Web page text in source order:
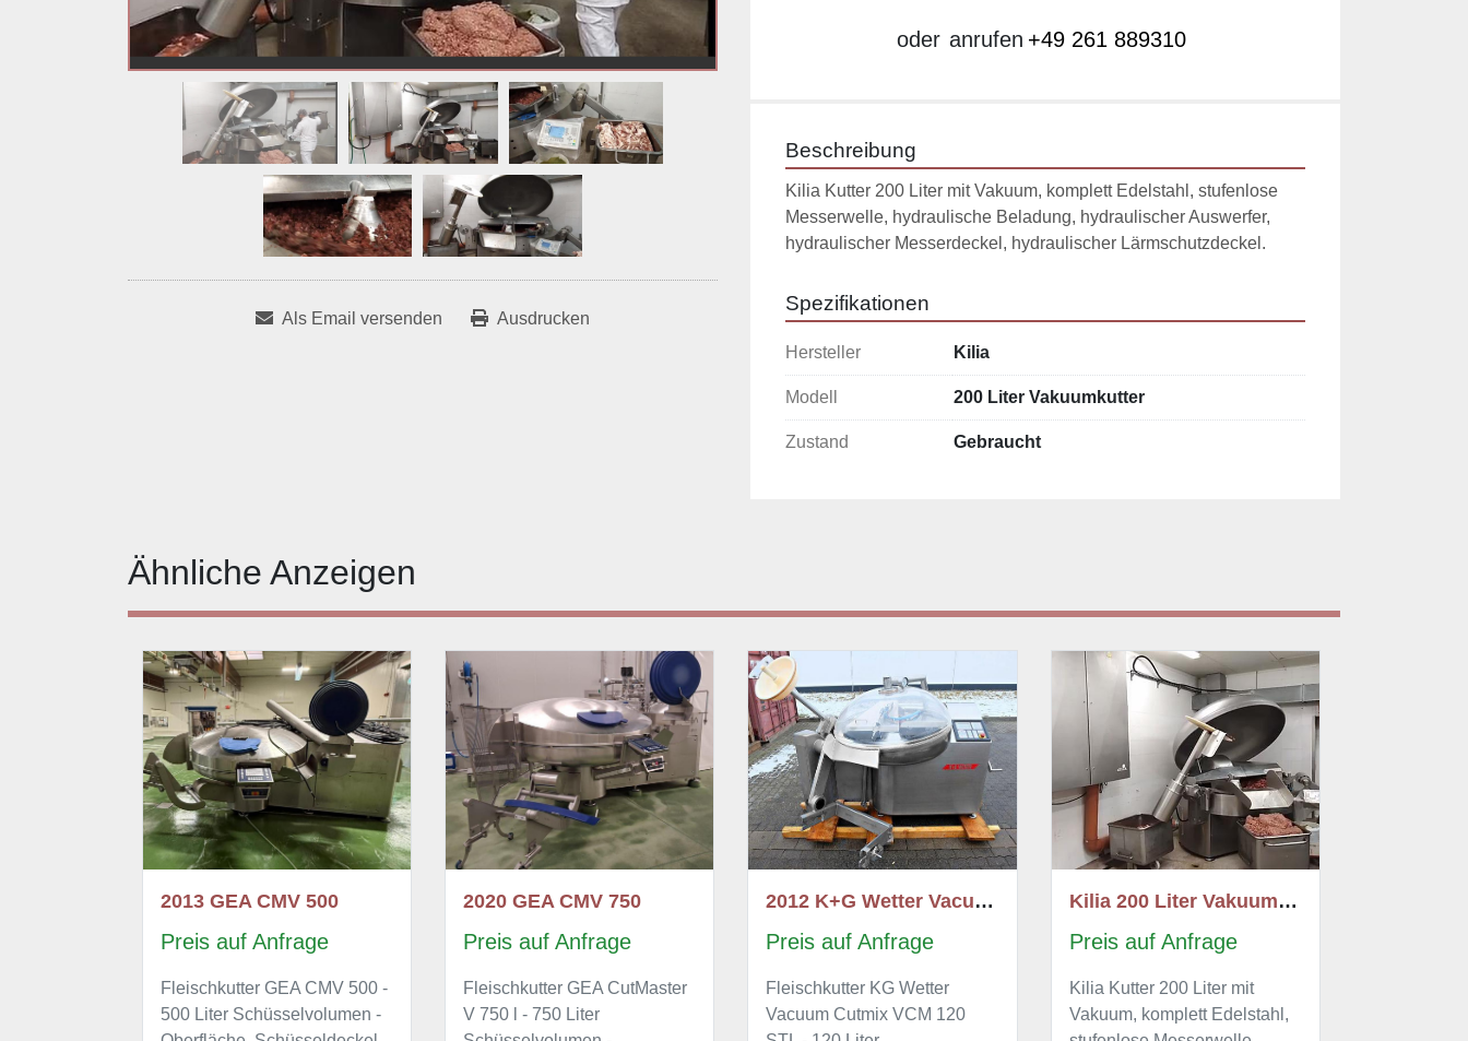
Als Email versenden Ausdrucken
oder anrufen +49 261 889310
Beschreibung
Kilia Kutter 200 Liter mit Vakuum, komplett Edelstahl, stufenlose
Messerwelle, hydraulische Beladung, hydraulischer Auswerfer,
hydraulischer Messerdeckel, hydraulischer Lärmschutzdeckel.
Spezifikationen
Hersteller Kilia
Modell 200 Liter Vakuumkutter
Zustand Gebraucht
Ähnliche Anzeigen
2020 GEA CMV 750
Preis auf Anfrage
Fleischkutter GEA CutMaster
V 750 l - 750 Liter
Preis auf Anfrage
Fleischkutter KG Wetter
Vacuum Cutmix VCM 120
Kilia 200 Liter Vakuumkutter
Preis auf Anfrage
Kilia Kutter 200 Liter mit
Vakuum, komplett Edelstahl,
Kilia 125 L 4000 Express
Preis auf Anfrage
KILIA 125 Liter Vakuumkutter
- Modell 4000 Express -